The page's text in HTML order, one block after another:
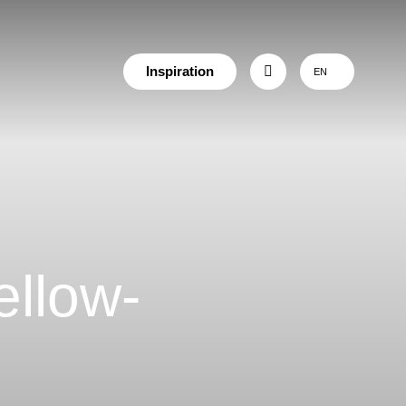
Inspiration EN